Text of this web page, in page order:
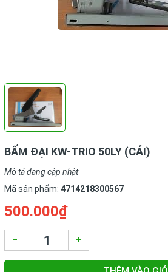
BẤM ĐẠI KW-TRIO 50LY (CÁI)
Mô tả đang cập nhật
Mã sản phẩm: 4714218300567
500.000₫
– +